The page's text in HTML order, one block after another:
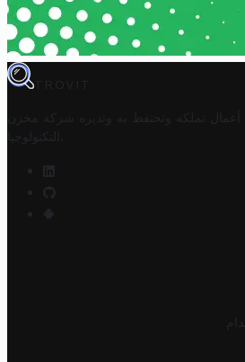
TROVIT
تملكه وتحتفظ به وتديره
شركة مخزن
التكنولوجيا